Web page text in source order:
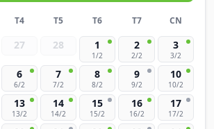
T4 T5 T6 T7 CN
27 28 1
1/2
2
2/2
3
3/2
6
6/2
7
7/2
8
8/2
9
9/2
10
10/2
13
13/2
14
14/2
15
15/2
16
16/2
17
17/2